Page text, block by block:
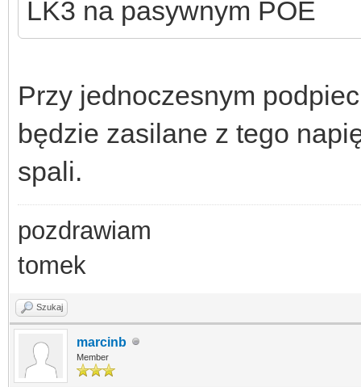
LK3 na pasywnym POE
Przy jednoczesnym
będzie zasilane z tego
spali.
pozdrawiam
tomek
Szukaj
marcinb
Member